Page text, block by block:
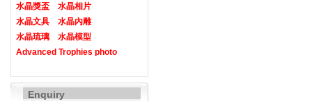
水晶獎盃
水晶相片
水晶文具
水晶內雕
水晶琉璃
水晶模型
Advanced Trophies photo
Enquiry